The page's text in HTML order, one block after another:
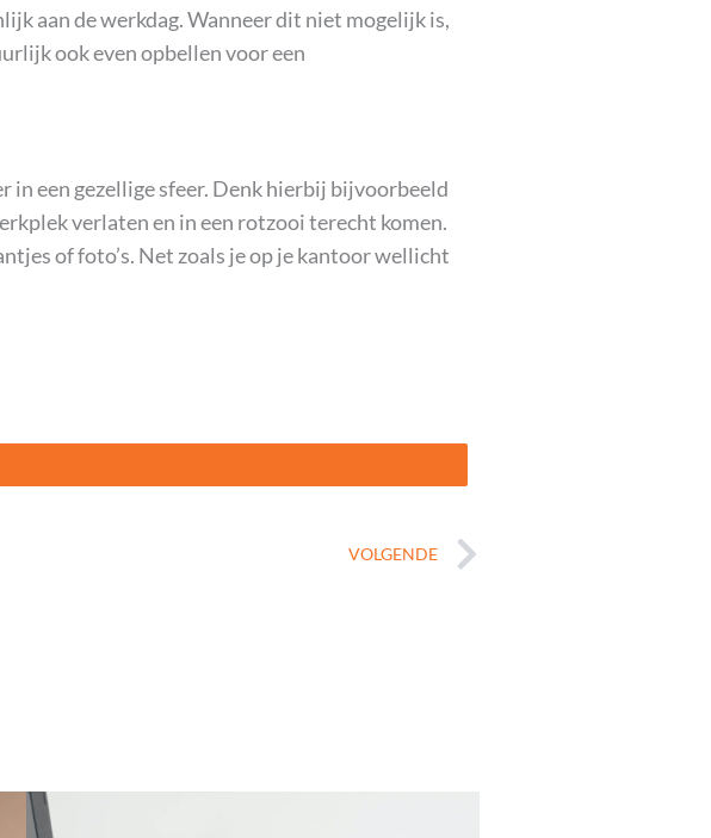
aan de werkdag. Wanneer dit niet mogelijk is,
ook even opbellen voor een
in een gezellige sfeer. Denk hierbij bijvoorbeeld
verlaten en in een rotzooi terecht komen.
of foto’s. Net zoals je op je kantoor wellicht
VOLGENDE